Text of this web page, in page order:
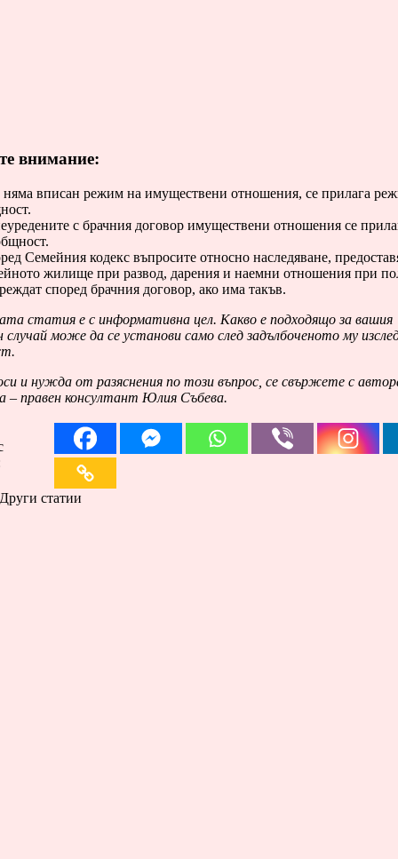
внимание:
вписан режим на имуществени отношения, се прилага
с брачния договор имуществени отношения се
Семейния кодекс въпросите относно наследяване,
жилище при развод, дарения и наемни отношения при
според брачния договор, ако има такъв.
статия е с информативна цел. Какво е подходящо за вашия
случай може да се установи само след задълбоченото му
и нужда от разяснения по този въпрос, се свържете с
– правен консултант Юлия Събева.
Други статии